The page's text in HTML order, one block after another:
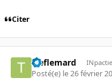
Citer
treflemard
Posté(e) le 26 février